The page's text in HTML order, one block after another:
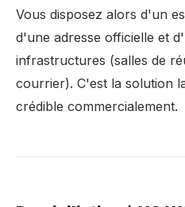
Vous disposez alors d'un
d'une adresse officielle et
infrastructures (salles de
courrier). C'est la solution
crédible commercialement.